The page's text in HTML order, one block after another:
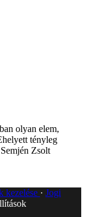
olyan elem,
tényleg
Zsolt
kezelése
Jogi